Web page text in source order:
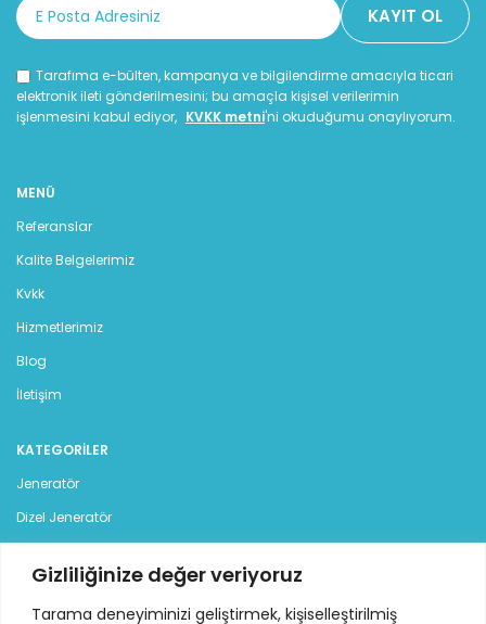
Gizliliğinize değer veriyoruz
Tarama deneyiminizi geliştirmek, kişiselleştirilmiş
Tarafıma e-bülten, kampanya ve bilgilendirme amacıyla ticari
elektronik ileti gönderilmesini; bu amaçla kişisel verilerimin
işlenmesini kabul ediyor, KVKK metni'ni okuduğumu onaylıyorum.
MENÜ
Referanslar
Kalite Belgelerimiz
Kvkk
Hizmetlerimiz
Blog
İletişim
KATEGORILER
Jeneratör
Dizel Jeneratör
Kiralık Jeneratör